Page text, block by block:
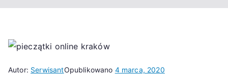
Autor: SerwisantOpublikowano 4 marca, 2020